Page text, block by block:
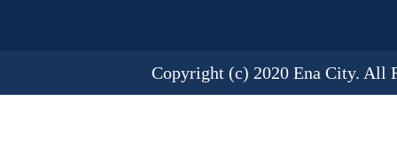
Copyright (c) 2020 Ena City. All